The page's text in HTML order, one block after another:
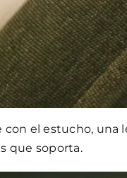
con el estucho, una
que soporta.